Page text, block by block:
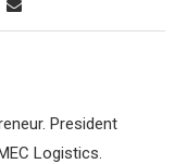
President
Logistics.